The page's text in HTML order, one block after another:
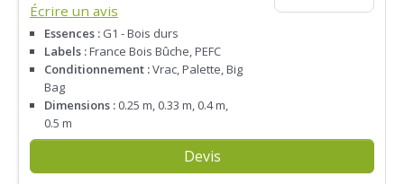
Écrire un avis
Essences : G1 - Bois durs
Labels :France Bois Bûche, PEFC
Conditionnement :Vrac, Palette, Big
Bag
Dimensions : 0.25 m, 0.33 m, 0.4 m,
0.5 m
Devis